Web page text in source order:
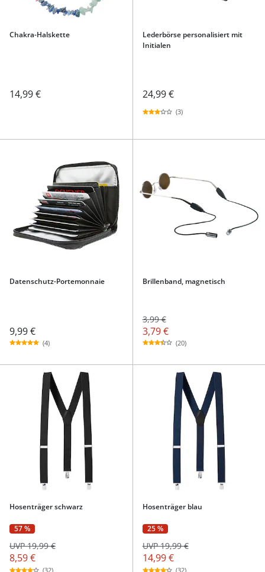
Chakra-Halskette
14,99 €
Lederbörse personalisiert mit
Initialen
24,99 €
(3)
Datenschutz-Portemonnaie
9,99 €
(4)
Brillenband, magnetisch
3,99 €
3,79 €
(20)
Hosenträger schwarz
57 %
8,59 €
UVP 19,99 €
(32)
Hosenträger blau
25 %
14,99 €
UVP 19,99 €
(32)